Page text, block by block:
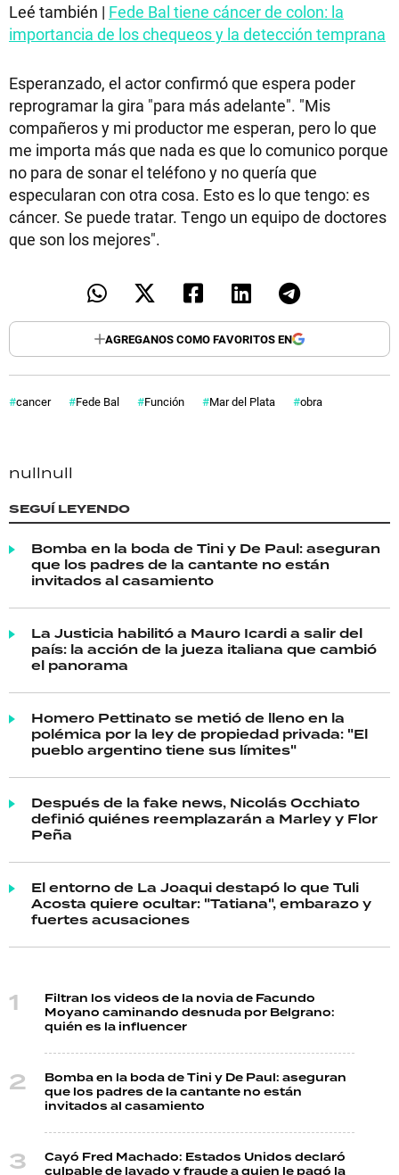
Leé también | Fede Bal tiene cáncer de colon: la
importancia de los chequeos y la detección temprana
Esperanzado, el actor confirmó que espera poder
reprogramar la gira "para más adelante". "Mis
compañeros y mi productor me esperan, pero lo que
me importa más que nada es que lo comunico porque
no para de sonar el teléfono y no quería que
especularan con otra cosa. Esto es lo que tengo: es
cáncer. Se puede tratar. Tengo un equipo de doctores
que son los mejores".
AGREGANOS COMO FAVORITOS EN
cancer Fede Bal Función Mar del Plata obra
nullnull
SEGUÍ LEYENDO
Bomba en la boda de Tini y De Paul: aseguran
que los padres de la cantante no están
invitados al casamiento
La Justicia habilitó a Mauro Icardi a salir del
país: la acción de la jueza italiana que cambió
el panorama
Homero Pettinato se metió de lleno en la
polémica por la ley de propiedad privada: "El
pueblo argentino tiene sus límites"
Después de la fake news, Nicolás Occhiato
definió quiénes reemplazarán a Marley y Flor
Peña
El entorno de La Joaqui destapó lo que Tuli
Acosta quiere ocultar: "Tatiana", embarazo y
fuertes acusaciones
Filtran los videos de la novia de Facundo
Moyano caminando desnuda por Belgrano:
quién es la influencer
Bomba en la boda de Tini y De Paul: aseguran
que los padres de la cantante no están
invitados al casamiento
Cayó Fred Machado: Estados Unidos declaró